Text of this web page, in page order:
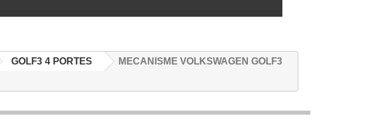
GOLF3 4 PORTES
MECANISME VOLKSWAGEN GOLF3